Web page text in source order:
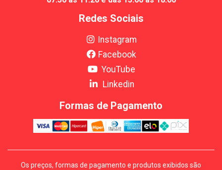
Redes Sociais
Instagram
Facebook
YouTube
Linkedin
Formas de Pagamento
Os preços, formas de pagamento e produtos exibidos são